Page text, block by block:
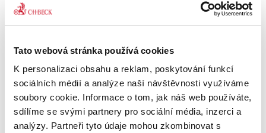
Tato webová stránka používá cookies
K personalizaci obsahu a reklam, poskytování funkcí
sociálních médií a analýze naší návštěvnosti využíváme
soubory cookie. Informace o tom, jak náš web používáte,
sdílíme se svými partnery pro sociální média, inzerci a
analýzy. Partneři tyto údaje mohou zkombinovat s
990,00 Kč
přizpůsobeno potřebě ozřejmit základní právní
pojmy a instituty v jednotlivých oblastech
veřejného i soukromého práva,...
Rodinné právo. 3.